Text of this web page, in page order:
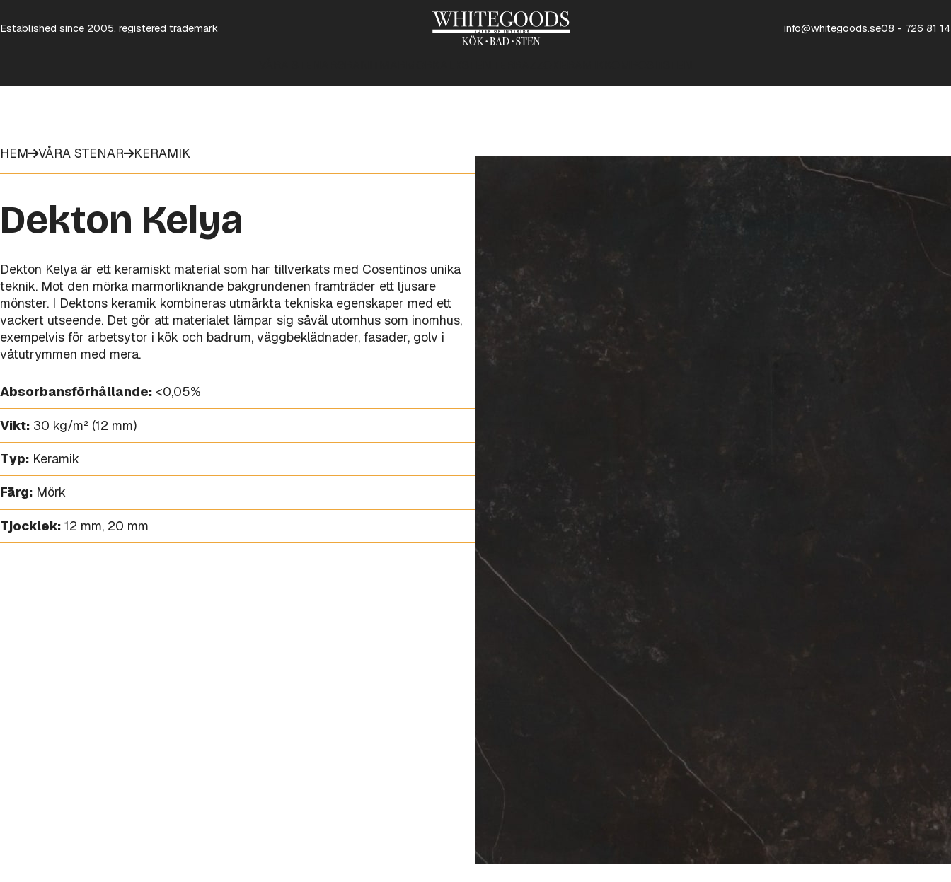
Established since 2005, registered trademark info@whitegoods.se08 - 726 81 14
HEM VÅRA STENAR KERAMIK
Dekton Kelya
Dekton Kelya är ett keramiskt material som har tillverkats med Cosentinos unika
teknik. Mot den mörka marmorliknande bakgrundenen framträder ett ljusare
mönster. I Dektons keramik kombineras utmärkta tekniska egenskaper med ett
vackert utseende. Det gör att materialet lämpar sig såväl utomhus som inomhus,
exempelvis för arbetsytor i kök och badrum, väggbeklädnader, fasader, golv i
våtutrymmen med mera.
Absorbansförhållande: <0,05%
Vikt: 30 kg/m² (12 mm)
Typ: Keramik
Färg: Mörk
Tjocklek: 12 mm, 20 mm